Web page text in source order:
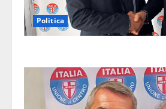
Politica